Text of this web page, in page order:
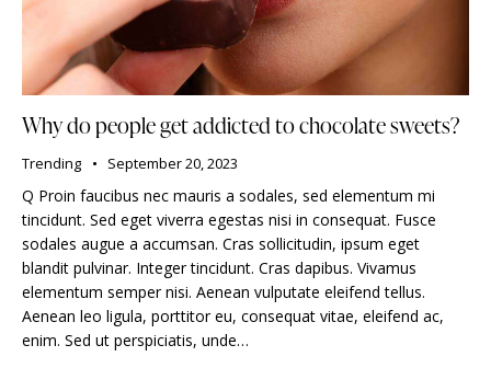
Why do people get addicted to chocolate sweets?
Trending September 20, 2023
Q Proin faucibus nec mauris a sodales, sed elementum mi
tincidunt. Sed eget viverra egestas nisi in consequat. Fusce
sodales augue a accumsan. Cras sollicitudin, ipsum eget
blandit pulvinar. Integer tincidunt. Cras dapibus. Vivamus
elementum semper nisi. Aenean vulputate eleifend tellus.
Aenean leo ligula, porttitor eu, consequat vitae, eleifend ac,
enim. Sed ut perspiciatis, unde…